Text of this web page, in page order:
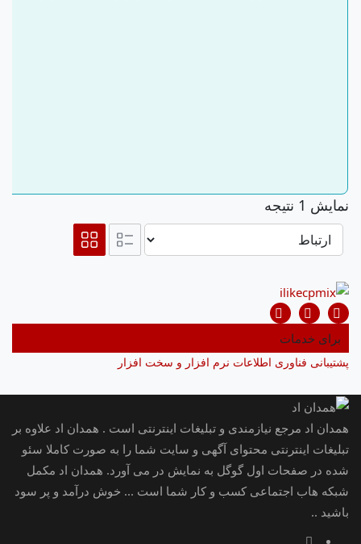
نمایش 1 نتیجه
برای خدمات
پشتیبانی فناوری اطلاعات نرم افزار و سخت افزار
همدان اد مرجع نیازمندی و تبلیغات اینترنتی است . همدان اد علاوه بر
تبلیغات اینترنتی محتوای آگهی و سایت شما را به صورت کاملا سئو
شده در صفحات اول گوگل به نمایش در می آورد. همدان اد مکمل
شبکه هاب اجتماعی کسب و کار شما است ... خوش درآمد و پر سود
باشید ..